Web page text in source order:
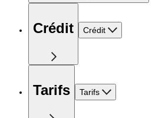
Crédit Crédit
Tarifs Tarifs